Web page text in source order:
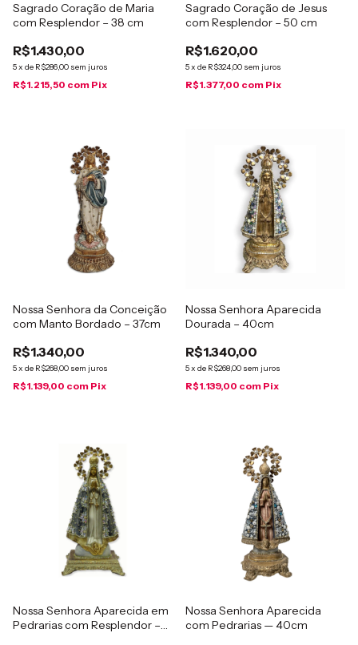
Sagrado Coração de Maria
com Resplendor – 38 cm
R$1.430,00
5x de R$286,00 sem juros
R$1.215,50 com Pix
Sagrado Coração de Jesus
com Resplendor – 50 cm
R$1.620,00
5x de R$324,00 sem juros
R$1.377,00 com Pix
Nossa Senhora da Conceição
com Manto Bordado – 37cm
R$1.340,00
5x de R$268,00 sem juros
R$1.139,00 com Pix
Nossa Senhora Aparecida
Dourada – 40cm
R$1.340,00
5x de R$268,00 sem juros
R$1.139,00 com Pix
Nossa Senhora Aparecida em
Pedrarias com Resplendor –
Nossa Senhora Aparecida
com Pedrarias — 40cm